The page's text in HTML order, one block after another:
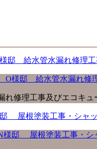
O様邸 給水管水漏れ修
れ修理工事及びエコキ
様邸 屋根塗装工事・シ